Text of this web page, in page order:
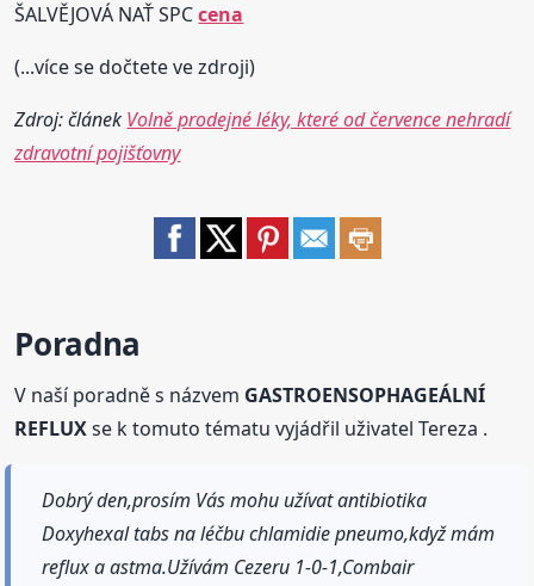
ŠALVĚJOVÁ NAŤ SPCcena
(...více se dočtete ve zdroji)
Zdroj: článek Volně prodejné léky, které od července nehradí
zdravotní pojišťovny
Poradna
V naší poradně s názvem GASTROENSOPHAGEÁLNÍ
REFLUXse k tomuto tématu vyjádřil uživatel Tereza .
Dobrý den,prosím Vás mohu užívat antibiotika
Doxyhexal tabs na léčbu chlamidie pneumo,když mám
reflux a astma.Užívám Cezeru 1-0-1,Combair